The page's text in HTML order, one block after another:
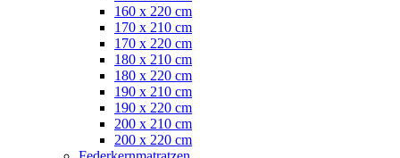
160 x 220 cm
170 x 210 cm
170 x 220 cm
180 x 210 cm
180 x 220 cm
190 x 210 cm
190 x 220 cm
200 x 210 cm
200 x 220 cm